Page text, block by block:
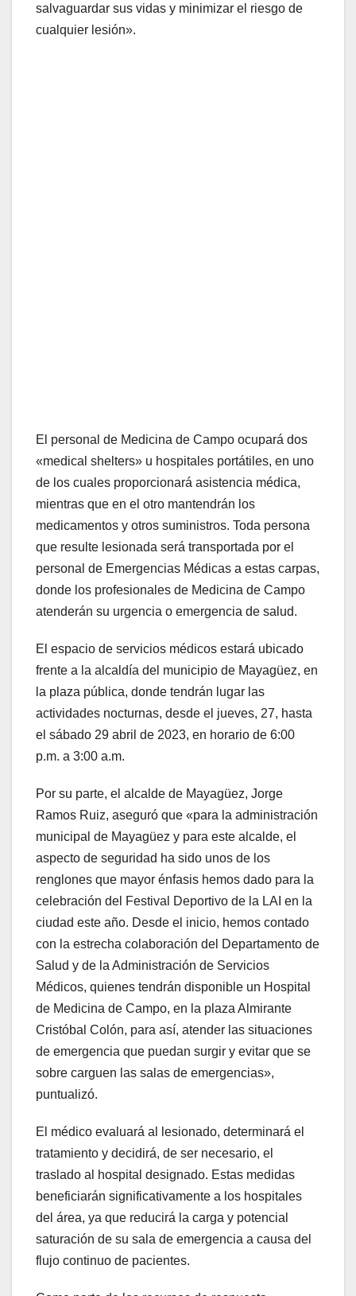
salvaguardar sus vidas y minimizar el riesgo de
cualquier lesión».
El personal de Medicina de Campo ocupará dos
«medical shelters» u hospitales portátiles, en uno
de los cuales proporcionará asistencia médica,
mientras que en el otro mantendrán los
medicamentos y otros suministros. Toda persona
que resulte lesionada será transportada por el
personal de Emergencias Médicas a estas carpas,
donde los profesionales de Medicina de Campo
atenderán su urgencia o emergencia de salud.
El espacio de servicios médicos estará ubicado
frente a la alcaldía del municipio de Mayagüez, en
la plaza pública, donde tendrán lugar las
actividades nocturnas, desde el jueves, 27, hasta
el sábado 29 abril de 2023, en horario de 6:00
p.m. a 3:00 a.m.
Por su parte, el alcalde de Mayagüez, Jorge
Ramos Ruiz, aseguró que «para la administración
municipal de Mayagüez y para este alcalde, el
aspecto de seguridad ha sido unos de los
renglones que mayor énfasis hemos dado para la
celebración del Festival Deportivo de la LAI en la
ciudad este año. Desde el inicio, hemos contado
con la estrecha colaboración del Departamento de
Salud y de la Administración de Servicios
Médicos, quienes tendrán disponible un Hospital
de Medicina de Campo, en la plaza Almirante
Cristóbal Colón, para así, atender las situaciones
de emergencia que puedan surgir y evitar que se
sobre carguen las salas de emergencias»,
puntualizó.
El médico evaluará al lesionado, determinará el
tratamiento y decidirá, de ser necesario, el
traslado al hospital designado. Estas medidas
beneficiarán significativamente a los hospitales
del área, ya que reducirá la carga y potencial
saturación de su sala de emergencia a causa del
flujo continuo de pacientes.